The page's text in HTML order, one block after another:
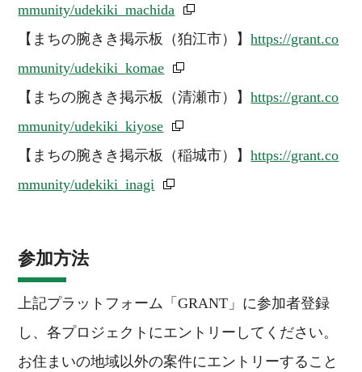
mmunity/udekiki_machida
【まちの腕きき掲示板（狛江市）】https://grant.co
mmunity/udekiki_komae
【まちの腕きき掲示板（清瀬市）】https://grant.co
mmunity/udekiki_kiyose
【まちの腕きき掲示板（稲城市）】https://grant.co
mmunity/udekiki_inagi
参加方法
上記プラットフォーム「GRANT」に参加者登録
し、各プロジェクトにエントリーしてください。
お住まいの地域以外の案件にエントリーすること